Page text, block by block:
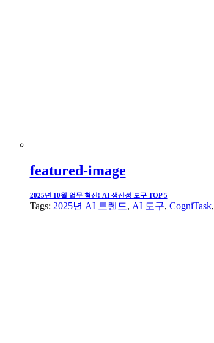
featured-image
2025년 10월 업무 혁신! AI 생산성 도구 TOP 5
Tags: 2025년 AI 트렌드, AI 도구, CogniTask,